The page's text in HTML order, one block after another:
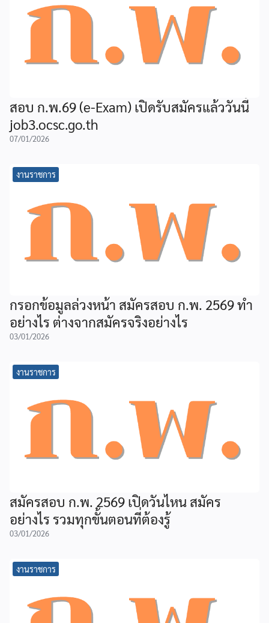
สอบ ก.พ.69 (e-Exam) เปิดรับสมัครแล้ววันนี้
job3.ocsc.go.th
07/01/2026
งานราชการ
กรอกข้อมูลล่วงหน้า สมัครสอบ ก.พ. 2569 ทำ
อย่างไร ต่างจากสมัครจริงอย่างไร
03/01/2026
งานราชการ
สมัครสอบ ก.พ. 2569 เปิดวันไหน สมัคร
อย่างไร รวมทุกขั้นตอนที่ต้องรู้
03/01/2026
งานราชการ